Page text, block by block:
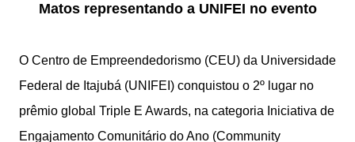
Matos representando a UNIFEI no evento
O Centro de Empreendedorismo (CEU) da Universidade
Federal de Itajubá (UNIFEI) conquistou o 2º lugar no
prêmio global Triple E Awards, na categoria Iniciativa de
Engajamento Comunitário do Ano (Community